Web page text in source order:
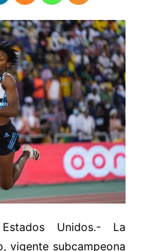
Unidos.- La
vigente subcampeona